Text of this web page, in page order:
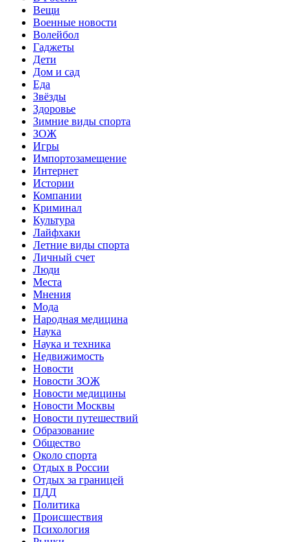
Вещи
Военные новости
Волейбол
Гаджеты
Дети
Дом и сад
Еда
Звёзды
Здоровье
Зимние виды спорта
ЗОЖ
Игры
Импортозамещение
Интернет
Истории
Компании
Криминал
Культура
Лайфхаки
Летние виды спорта
Личный счет
Люди
Места
Мнения
Мода
Народная медицина
Наука
Наука и техника
Недвижимость
Новости
Новости ЗОЖ
Новости медицины
Новости Москвы
Новости путешествий
Образование
Общество
Около спорта
Отдых в России
Отдых за границей
ПДД
Политика
Происшествия
Психология